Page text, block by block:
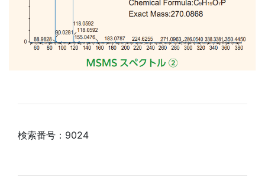
検索番号：9024